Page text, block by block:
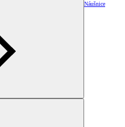
Náušnice